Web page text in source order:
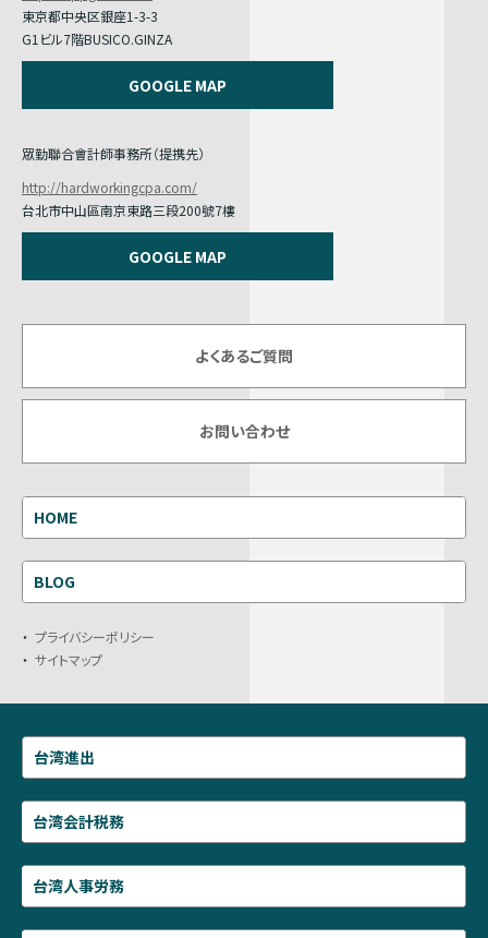
東京都中央区銀座1-3-3
G1ビル7階BUSICO.GINZA
GOOGLE MAP
眾勤聯合會計師事務所（提携先）
http://hardworkingcpa.com/
台北市中山區南京東路三段200號7樓
GOOGLE MAP
よくあるご質問
お問い合わせ
HOME
BLOG
プライバシーポリシー
サイトマップ
台湾進出
台湾会計税務
台湾人事労務